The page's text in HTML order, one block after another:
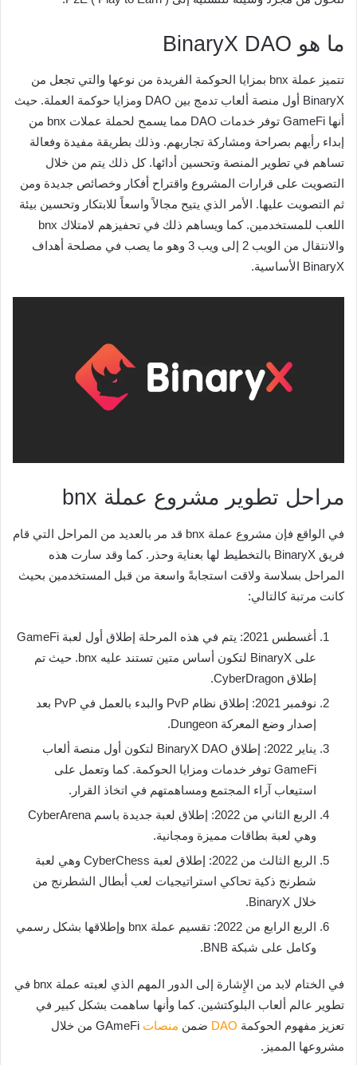
ما هو BinaryX DAO
تتميز عملة bnx بمزايا الحوكمة الفريدة من نوعها والتي تجعل من
BinaryX أول منصة ألعاب تدمج بين DAO ومزايا حوكمة العملة. حيث
أنها GameFi توفر خدمات DAO مما يسمح لحملة عملات bnx من
إبداء رأيهم بصراحة ومشاركة تجاربهم. وذلك بطريقة مفيدة وفعالة
تساهم في تطوير المنصة وتحسين أدائها. كل ذلك يتم من خلال
التصويت على قرارات المشروع واقتراح أفكار وخصائص جديدة ومن
ثم التصويت عليها. الأمر الذي يتيح مجالاً واسعاً للابتكار وتحسين بيئة
اللعب للمستخدمين. كما ويساهم ذلك في تحفيزهم لامتلاك bnx
والانتقال من الويب 2 إلى ويب 3 وهو ما يصب في مصلحة أهداف
BinaryX الأساسية.
مراحل تطوير مشروع عملة bnx
في الواقع فإن مشروع عملة bnx قد مر بالعديد من المراحل التي قام
فريق BinaryX بالتخطيط لها بعناية وحذر. كما وقد سارت هذه
المراحل بسلاسة ولاقت استجابةً واسعة من قبل المستخدمين بحيث
كانت مرتبة كالتالي:
أغسطس 2021: يتم في هذه المرحلة إطلاق أول لعبة GameFi
على BinaryX لتكون أساس متين تستند عليه bnx. حيث تم
إطلاق CyberDragon.
نوفمبر 2021: إطلاق نظام PvP والبدء بالعمل في PvP بعد
إصدار وضع المعركة Dungeon.
يناير 2022: إطلاق BinaryX DAO لتكون أول منصة ألعاب
GameFi توفر خدمات ومزايا الحوكمة. كما وتعمل على
استيعاب آراء المجتمع ومساهمتهم في اتخاذ القرار.
الربع الثاني من 2022: إطلاق لعبة جديدة باسم CyberArena
وهي لعبة بطاقات مميزة ومجانية.
الربع الثالث من 2022: إطلاق لعبة CyberChess وهي لعبة
شطرنج ذكية تحاكي استراتيجيات لعب أبطال الشطرنج من
خلال BinaryX.
الربع الرابع من 2022: تقسيم عملة bnx وإطلاقها بشكل رسمي
وكامل على شبكة BNB.
في الختام لابد من الإِشارة إلى الدور المهم الذي لعبته عملة bnx في
تطوير عالم ألعاب البلوكتشين. كما وأنها ساهمت بشكل كبير في
تعزيز مفهوم الحوكمة DAO ضمن منصات
GAmeFi من خلال
مشروعها المميز.